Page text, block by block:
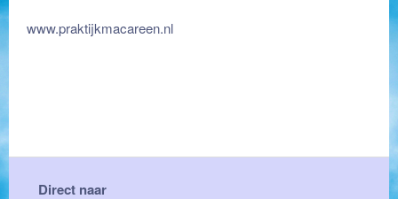
www.praktijkmacareen.nl
Direct naar